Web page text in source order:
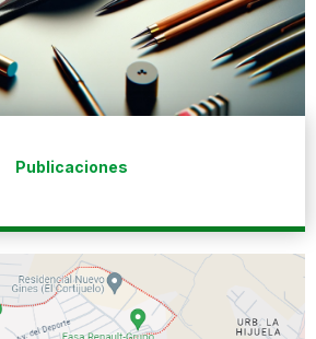
Publicaciones